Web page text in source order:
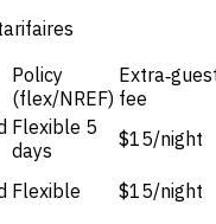
Policy
(flex/NREF) fee
Flexible 5
days
$15/night
Flexible $15/night